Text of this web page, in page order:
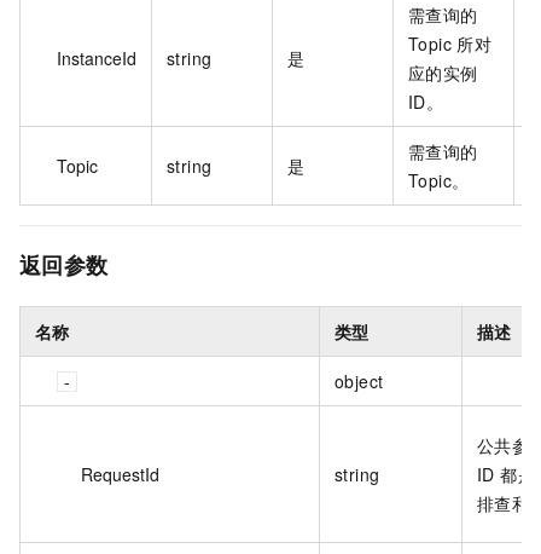
InstanceId string 是
需查询的
Topic 所对
应的实例
ID。
Topic string 是
需查询的
Topic。
返回参数
名称 类型 描述
object
RequestId string
公共参
ID 都是
排查和